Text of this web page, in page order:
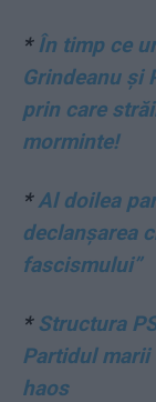
* În timp ce
Grindeanu și
prin care
morminte!
*Al doilea
declanșarea
fascismului”
* Structura
Partidul
haos